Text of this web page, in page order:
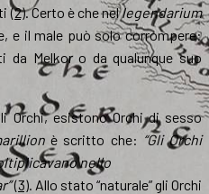
(2). Certo è che nellegendarium
e il male può solo corrompere:
Melkor o da qualunque suo
Orchi, esistono Orchi di sesso
è scritto che: “Gli Orchi
nello
(3). Allo stato “naturale” gli Orchi